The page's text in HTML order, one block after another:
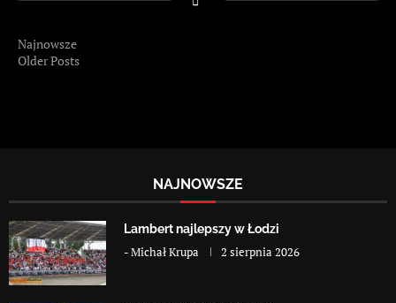
Najnowsze
Older Posts
NAJNOWSZE
Lambert najlepszy w Łodzi
-Michał Krupa 2 sierpnia 2026